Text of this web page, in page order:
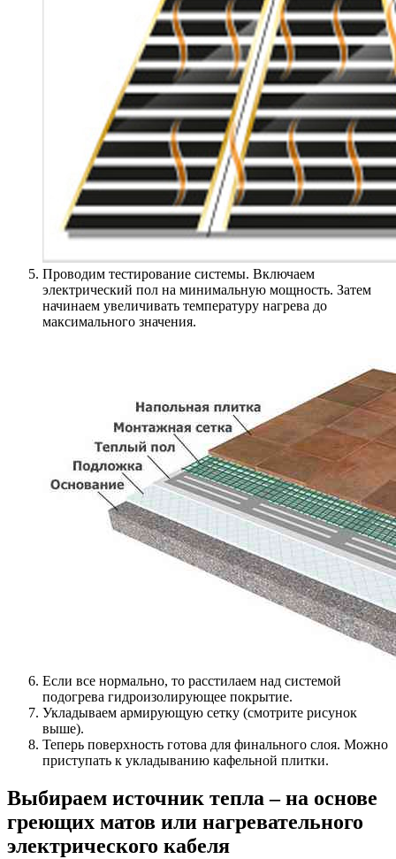
Проводим тестирование системы. Включаем
электрический пол на минимальную мощность. Затем
начинаем увеличивать температуру нагрева до
максимального значения.
Если все нормально, то расстилаем над системой
подогрева гидроизолирующее покрытие.
Укладываем армирующую сетку (смотрите рисунок
выше).
Теперь поверхность готова для финального слоя. Можно
приступать к укладыванию кафельной плитки.
Выбираем источник тепла – на основе
греющих матов или нагревательного
электрического кабеля